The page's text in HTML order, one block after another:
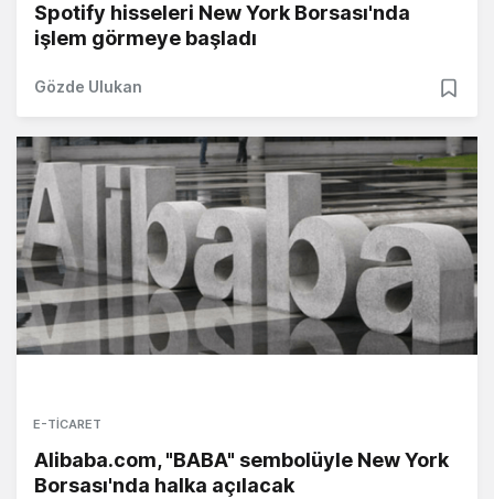
Spotify hisseleri New York Borsası'nda
işlem görmeye başladı
Gözde Ulukan
E-TICARET
Alibaba.com, "BABA" sembolüyle New York
Borsası'nda halka açılacak